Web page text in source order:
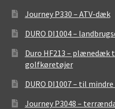
Journey P330 – ATV-dæk
DURO DI1004 –
Duro HF213 – plænedæk
golfkøretøjer
DURO DI1007 – til
Journey P3048 –